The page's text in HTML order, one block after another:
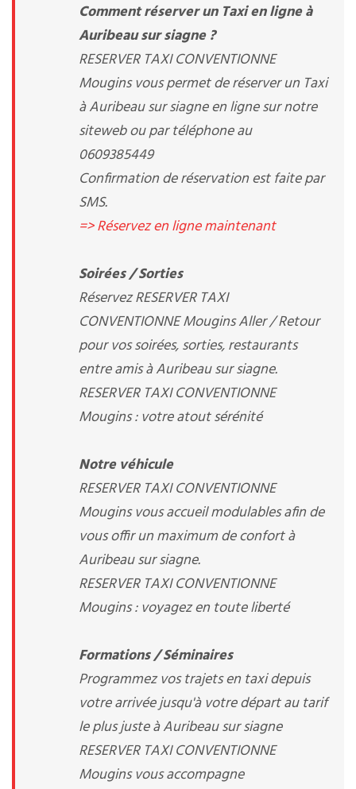
Comment réserver un Taxi en ligne à
Auribeau sur siagne ?
RESERVER TAXI CONVENTIONNE
Mougins vous permet de réserver un Taxi
à Auribeau sur siagne en ligne sur notre
siteweb ou par téléphone au
0609385449
Confirmation de réservation est faite par
SMS.
=> Réservez en ligne maintenant
Soirées / Sorties
Réservez RESERVER TAXI
CONVENTIONNE Mougins Aller / Retour
pour vos soirées, sorties, restaurants
entre amis à Auribeau sur siagne.
RESERVER TAXI CONVENTIONNE
Mougins : votre atout sérénité
Notre véhicule
RESERVER TAXI CONVENTIONNE
Mougins vous accueil modulables afin de
vous offir un maximum de confort à
Auribeau sur siagne.
RESERVER TAXI CONVENTIONNE
Mougins : voyagez en toute liberté
Formations / Séminaires
Programmez vos trajets en taxi depuis
votre arrivée jusqu'à votre départ au tarif
le plus juste à Auribeau sur siagne
RESERVER TAXI CONVENTIONNE
Mougins vous accompagne